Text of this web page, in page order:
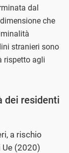
dal
che
stranieri sono
rispetto agli
dei residenti
a rischio
Ue (2020)